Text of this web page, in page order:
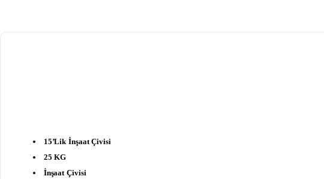
15’lik İnşaat Çivisi
25 KG
İnşaat Çivisi